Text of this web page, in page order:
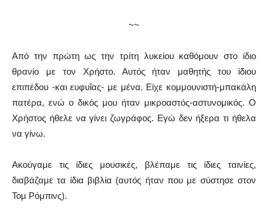
~~
Από την πρώτη ως την τρίτη λυκείου καθόμουν στο ίδιο
θρανίο με τον Χρήστο. Αυτός ήταν μαθητής του ίδιου
επιπέδου -και ευφυΐας- με μένα. Είχε κομμουνιστή-μπακάλη
πατέρα, ενώ ο δικός μου ήταν μικροαστός-αστυνομικός. Ο
Χρήστος ήθελε να γίνει ζωγράφος. Εγώ δεν ήξερα τι ήθελα
να γίνω.
Ακούγαμε τις ίδιες μουσικές, βλέπαμε τις ίδιες ταινίες,
διαβάζαμε τα ίδια βιβλία (αυτός ήταν που με σύστησε στον
Τομ Ρόμπινς).